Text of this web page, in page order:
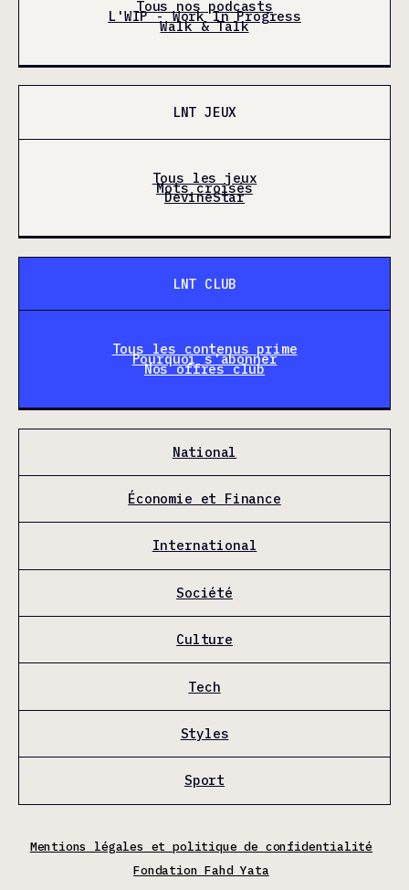
Tous nos podcasts
L'WIP - Work In Progress
Walk & Talk
LNT JEUX
Tous les jeux
Mots croisés
DevineStar
LNT CLUB
Tous les contenus prime
Pourquoi s'abonner
Nos offres club
National
Économie et Finance
International
Société
Culture
Tech
Styles
Sport
Mentions légales et politique de confidentialité
Fondation Fahd Yata